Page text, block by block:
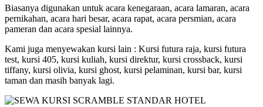
Biasanya digunakan untuk acara kenegaraan, acara lamaran, acara
pernikahan, acara hari besar, acara rapat, acara persmian, acara
pameran dan acara spesial lainnya.
Kami juga menyewakan kursi lain : Kursi futura raja, kursi futura
test, kursi 405, kursi kuliah, kursi direktur, kursi crossback, kursi
tiffany, kursi olivia, kursi ghost, kursi pelaminan, kursi bar, kursi
taman dan masih banyak lagi.